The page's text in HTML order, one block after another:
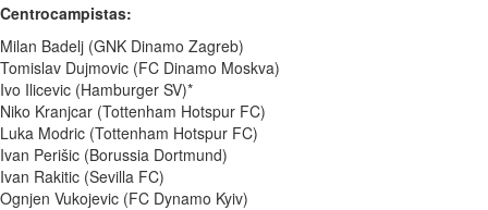
Centrocampistas:
Milan Badelj (GNK Dinamo Zagreb)
Tomislav Dujmovic (FC Dinamo Moskva)
Ivo Ilicevic (Hamburger SV)*
Niko Kranjcar (Tottenham Hotspur FC)
Luka Modric (Tottenham Hotspur FC)
Ivan Perišic (Borussia Dortmund)
Ivan Rakitic (Sevilla FC)
Ognjen Vukojevic (FC Dynamo Kyiv)